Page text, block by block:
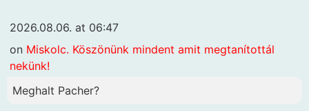
2026.08.06. at 06:47
on Miskolc. Köszönünk mindent amit megtanítottál
nekünk!
Meghalt Pacher?